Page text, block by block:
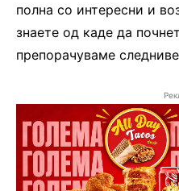
полна со интересни и
знаете од каде да
препорачуваме